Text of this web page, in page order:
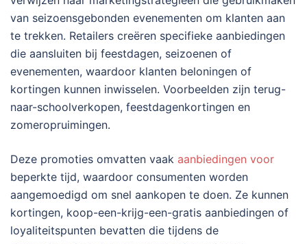
van seizoensgebonden evenementen om klanten aan
te trekken. Retailers creëren specifieke aanbiedingen
die aansluiten bij feestdagen, seizoenen of
evenementen, waardoor klanten beloningen of
kortingen kunnen inwisselen. Voorbeelden zijn terug-
naar-schoolverkopen, feestdagenkortingen en
zomeropruimingen.
Deze promoties omvatten vaak aanbiedingen voor
beperkte tijd, waardoor consumenten worden
aangemoedigd om snel aankopen te doen. Ze kunnen
kortingen, koop-een-krijg-een-gratis aanbiedingen of
loyaliteitspunten bevatten die tijdens de